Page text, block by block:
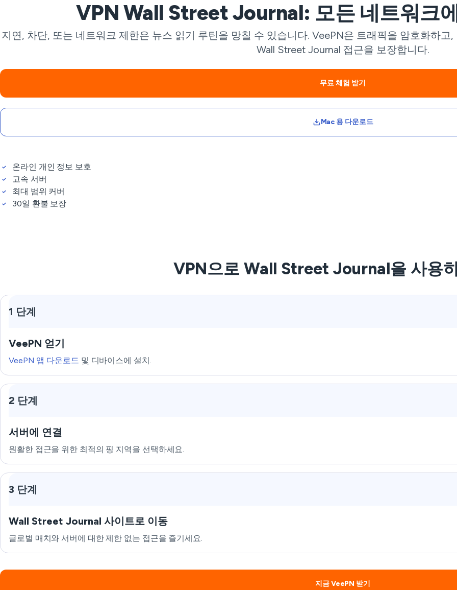
VPN Wall Street Journal: 모든 네트워크
지연, 차단, 또는 네트워크 제한은 뉴스 읽기 루틴을 망칠 수 있습니다. VeePN은 트래픽을 암호화하
Wall Street Journal 접근을 보장합니다.
무료 체험 받기
Mac 용 다운로드
온라인 개인 정보 보호
고속 서버
최대 범위 커버
30일 환불 보장
VPN으로 Wall Street Journal을 사용
1 단계
VeePN 얻기
VeePN 앱 다운로드 및 디바이스에 설치.
2 단계
서버에 연결
원활한 접근을 위한 최적의 핑 지역을 선택하세요.
3 단계
Wall Street Journal 사이트로 이동
글로벌 매치와 서버에 대한 제한 없는 접근을 즐기세요.
지금 VeePN 받기